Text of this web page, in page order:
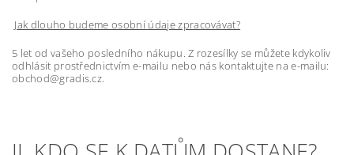
Jak dlouho budeme osobní údaje zpracovávat?
5 let od vašeho posledního nákupu. Z rozesílky se můžete kdykoliv
odhlásit prostřednictvím e-mailu nebo nás kontaktujte na e-mailu:
obchod@gradis.cz.